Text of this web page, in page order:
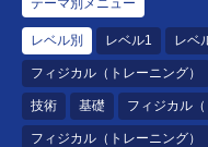
テーマ別メニュー
レベル別 レベル1 レベ
フィジカル（トレーニング）
技術 基礎 フィジカル（
フィジカル（トレーニング）